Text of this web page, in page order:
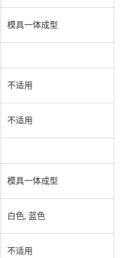
模具一体成型
不适用
不适用
模具一体成型
白色, 蓝色
不适用